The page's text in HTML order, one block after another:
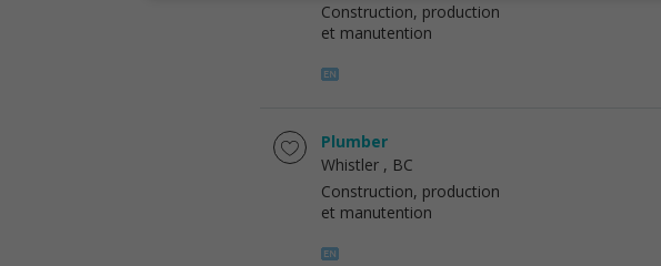
Construction, production
et manutention
Plumber
Whistler , BC
Construction, production
et manutention